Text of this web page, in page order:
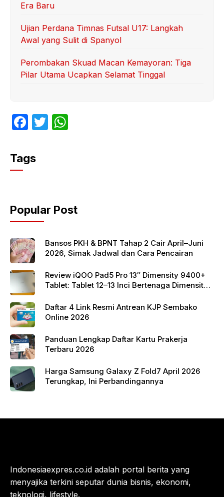
Era Baru
Ujian Perdana Timnas Futsal U17: Langkah
Awal yang Sulit di Spanyol
Perombakan Skuad Macan Kemayoran: Tiga
Pilar Utama Ucapkan Selamat Tinggal
F
c
e
o
o
k
T
p
p
Tags
Popular Post
Bansos PKH & BPNT Tahap 2 Cair April–Juni
2026, Simak Jadwal dan Cara Pencairan
Review iQOO Pad5 Pro 13″ Dimensity 9400+
Tablet: Tablet 12–13 Inci Bertenaga Dimensity
Daftar 4 Link Resmi Antrean KJP Sembako
Online 2026
Panduan Lengkap Daftar Kartu Prakerja
Terbaru 2026
Harga Samsung Galaxy Z Fold7 April 2026
Terungkap, Ini Perbandingannya
Indonesiaexpres.co.id adalah portal berita yang
menyajika terkini seputar dunia bisnis, ekonomi,
teknologi, lifestyle.